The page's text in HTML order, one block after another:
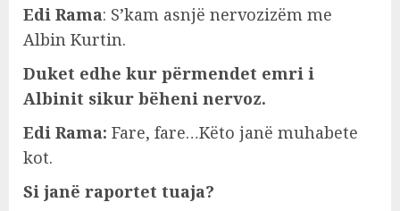
Edi Rama: S’kam asnjë nervozizëm me
Albin Kurtin.
Duket edhe kur përmendet emri i
Albinit sikur bëheni nervoz.
Edi Rama: Fare, fare…Këto janë muhabete
kot.
Si janë raportet tuaja?